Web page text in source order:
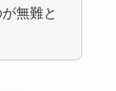
無難と